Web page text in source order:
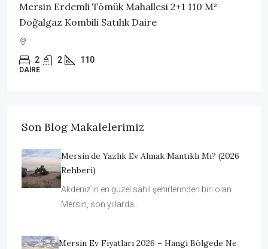
Mersin Erdemli Tömük Mahallesi 2+1 110 M²
Doğalgaz Kombili Satılık Daire
2 2 110
DAIRE
Son Blog Makalelerimiz
Mersin’de Yazlık Ev Almak Mantıklı Mı? (2026
Rehberi)
Akdeniz’in en güzel sahil şehirlerinden biri olan
Mersin, son yıllarda…
Mersin Ev Fiyatları 2026 – Hangi Bölgede Ne